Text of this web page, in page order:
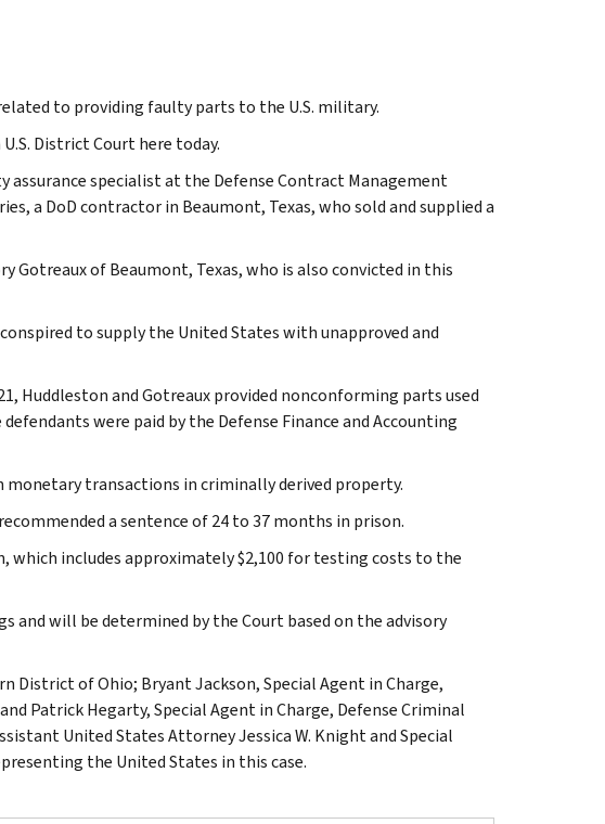
to providing faulty parts to the U.S. military.
District Court here today.
assurance specialist at the Defense Contract Management
a DoD contractor in Beaumont, Texas, who sold and supplied a
Gotreaux of Beaumont, Texas, who is also convicted in this
to supply the United States with unapproved and
Huddleston and Gotreaux provided nonconforming parts used
were paid by the Defense Finance and Accounting
transactions in criminally derived property.
a sentence of 24 to 37 months in prison.
which includes approximately $2,100 for testing costs to the
and will be determined by the Court based on the advisory
District of Ohio; Bryant Jackson, Special Agent in Charge,
Patrick Hegarty, Special Agent in Charge, Defense Criminal
United States Attorney Jessica W. Knight and Special
the United States in this case.